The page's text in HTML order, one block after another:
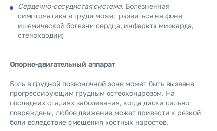
Сердечно-сосудистая система. Болезненная
симптоматика в груди может развиться на фоне
ишемической болезни сердца, инфаркта миокарда,
стенокардии;
Опорно-двигательный аппарат
Боль в грудной позвоночной зоне может быть вызвана
прогрессирующим грудным остеохондрозом. На
последних стадиях заболевания, когда диски сильно
повреждены, любое движение может привести к резкой
боли вследствие смещения костных наростов.